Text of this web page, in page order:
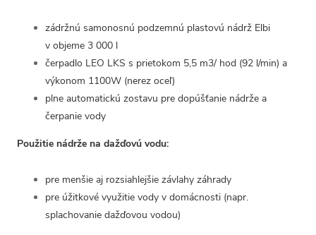
zádržnú samonosnú podzemnú plastovú nádrž Elbi
v objeme 3 000 l
čerpadlo LEO LKS s prietokom 5,5 m3/ hod (92 l/min) a
výkonom 1100W (nerez oceľ)
plne automatickú zostavu pre dopúšťanie nádrže a
čerpanie vody
Použitie nádrže na dažďovú vodu:
pre menšie aj rozsiahlejšie závlahy záhrady
pre úžitkové využitie vody v domácnosti (napr.
splachovanie dažďovou vodou)